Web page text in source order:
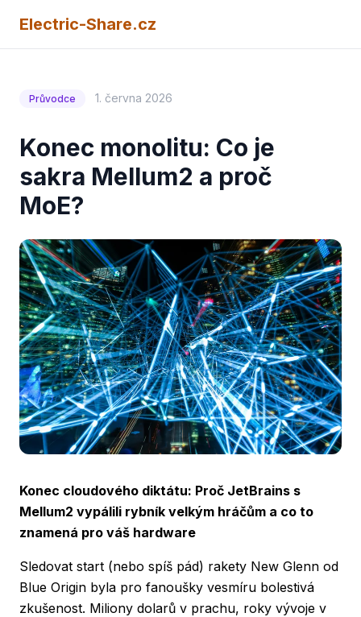
Electric-Share.cz
Průvodce 1. června 2026
Konec monolitu: Co je
sakra Mellum2 a proč
MoE?
Konec cloudového diktátu: Proč JetBrains s
Mellum2 vypálili rybník velkým hráčům a co to
znamená pro váš hardware
Sledovat start (nebo spíš pád) rakety New Glenn od
Blue Origin byla pro fanoušky vesmíru bolestivá
zkušenost. Miliony dolarů v prachu, roky vývoje v